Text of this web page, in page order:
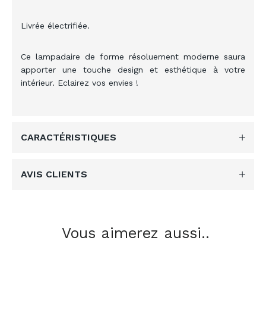
Livrée électrifiée.
Ce lampadaire de forme résoluement moderne saura
apporter une touche design et esthétique à votre
intérieur. Eclairez vos envies !
CARACTÉRISTIQUES
AVIS CLIENTS
Vous aimerez aussi..